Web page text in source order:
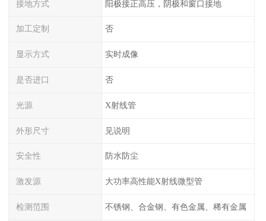
接地方式 阳极接正高压，阴极和窗口接地
加工定制 否
显示方式 实时成像
是否进口 否
光源 X射线管
外形尺寸 见说明
安全性 防水防尘
激发源 大功率高性能X射线微型管
检测范围 不锈钢、合金钢、有色金属、稀有金属